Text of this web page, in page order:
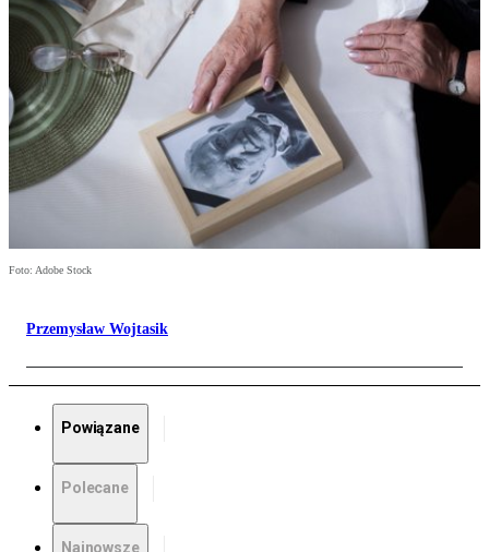
Foto: Adobe Stock
Przemysław Wojtasik
Powiązane
Polecane
Najnowsze